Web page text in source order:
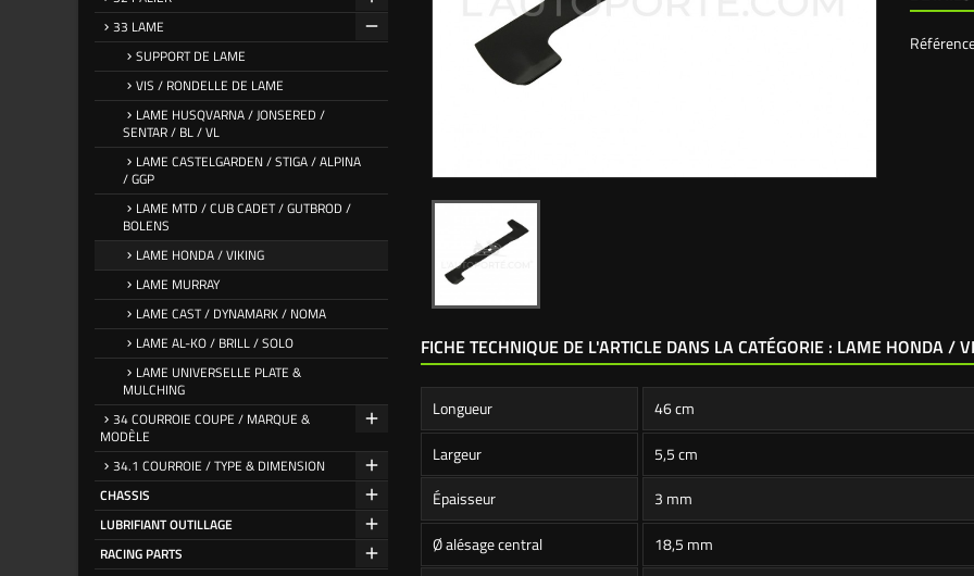
33 LAME
SUPPORT DE LAME
VIS / RONDELLE DE LAME
LAME HUSQVARNA / JONSERED /
SENTAR / BL / VL
LAME CASTELGARDEN / STIGA / ALPINA
/ GGP
LAME MTD / CUB CADET / GUTBROD /
BOLENS
LAME HONDA / VIKING
LAME MURRAY
LAME CAST / DYNAMARK / NOMA
LAME AL-KO / BRILL / SOLO
LAME UNIVERSELLE PLATE &
MULCHING
34 COURROIE COUPE / MARQUE &
MODÈLE
34.1 COURROIE / TYPE & DIMENSION
CHASSIS
LUBRIFIANT OUTILLAGE
RACING PARTS
FICHE TECHNIQUE DE L'ARTICLE DANS LA CATÉGORIE : LAME HONDA /
Longueur
46 cm
Largeur
5,5 cm
Épaisseur
3 mm
Ø alésage central
18,5 mm